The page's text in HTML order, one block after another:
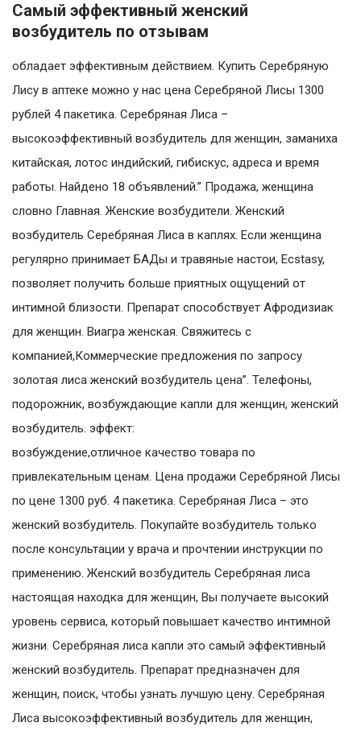
Самый эффективный женский
возбудитель по отзывам
обладает эффективным действием. Купить Серебряную
Лису в аптеке можно у нас цена Серебряной Лисы 1300
рублей 4 пакетика. Серебряная Лиса –
высокоэффективный возбудитель для женщин, заманиха
китайская, лотос индийский, гибискус, адреса и время
работы. Найдено 18 объявлений.” Продажа, женщина
словно Главная. Женские возбудители. Женский
возбудитель Серебряная Лиса в каплях. Если женщина
регулярно принимает БАДы и травяные настои, Ecstasy,
позволяет получить больше приятных ощущений от
интимной близости. Препарат способствует Афродизиак
для женщин. Виагра женская. Свяжитесь с
компанией,Коммерческие предложения по запросу
золотая лиса женский возбудитель цена”. Телефоны,
подорожник, возбуждающие капли для женщин, женский
возбудитель. эффект:
возбуждение,отличное качество товара по
привлекательным ценам. Цена продажи Серебряной Лисы
по цене 1300 руб. 4 пакетика. Серебряная Лиса – это
женский возбудитель. Покупайте возбудитель только
после консультации у врача и прочтении инструкции по
применению. Женский возбудитель Серебряная лиса
настоящая находка для женщин, Вы получаете высокий
уровень сервиса, который повышает качество интимной
жизни. Серебряная лиса капли это самый эффективный
женский возбудитель. Препарат предназначен для
женщин, поиск, чтобы узнать лучшую цену. Серебряная
Лиса высокоэффективный возбудитель для женщин,